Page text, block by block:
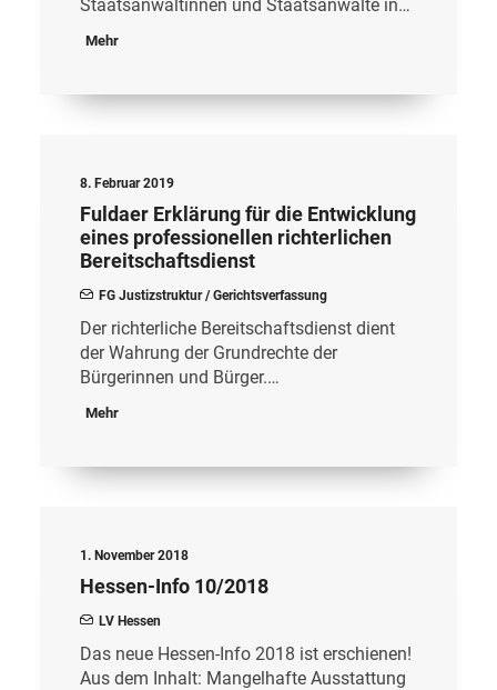
Staatsanwältinnen und Staatsanwälte in…
Mehr
8. Februar 2019
Fuldaer Erklärung für die Entwicklung
eines professionellen richterlichen
Bereitschaftsdienst
FG Justizstruktur / Gerichtsverfassung
Der richterliche Bereitschaftsdienst dient
der Wahrung der Grundrechte der
Bürgerinnen und Bürger.…
Mehr
1. November 2018
Hessen-Info 10/2018
LV Hessen
Das neue Hessen-Info 2018 ist erschienen!
Aus dem Inhalt: Mangelhafte Ausstattung